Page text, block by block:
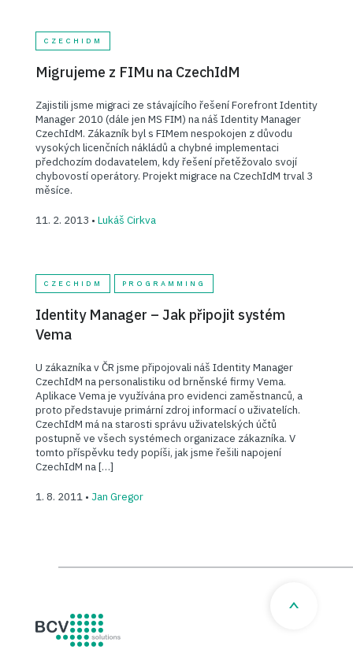
CZECHIDM
Migrujeme z FIMu na CzechIdM
Zajistili jsme migraci ze stávajícího řešení Forefront Identity
Manager 2010 (dále jen MS FIM) na náš Identity Manager
CzechIdM. Zákazník byl s FIMem nespokojen z důvodu
vysokých licenčních nákládů a chybné implementaci
předchozím dodavatelem, kdy řešení přetěžovalo svojí
chybovostí operátory. Projekt migrace na CzechIdM trval 3
měsíce.
11. 2. 2013 • Lukáš Cirkva
CZECHIDM PROGRAMMING
Identity Manager – Jak připojit systém
Vema
U zákazníka v ČR jsme připojovali náš Identity Manager
CzechIdM na personalistiku od brněnské firmy Vema.
Aplikace Vema je využívána pro evidenci zaměstnanců, a
proto představuje primární zdroj informací o uživatelích.
CzechIdM má na starosti správu uživatelských účtů
postupně ve všech systémech organizace zákazníka. V
tomto příspěvku tedy popíši, jak jsme řešili napojení
CzechIdM na […]
1. 8. 2011 • Jan Gregor